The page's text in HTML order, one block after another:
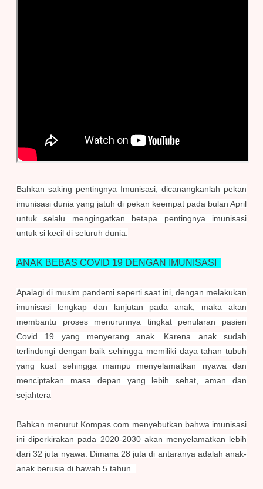
Bahkan saking pentingnya Imunisasi, dicanangkanlah pekan
imunisasi dunia yang jatuh di pekan keempat pada bulan April
untuk selalu mengingatkan betapa pentingnya imunisasi
untuk si kecil di seluruh dunia.
ANAK BEBAS COVID 19 DENGAN IMUNISASI
Apalagi di musim pandemi seperti saat ini, dengan melakukan
imunisasi lengkap dan lanjutan pada anak, maka akan
membantu proses menurunnya tingkat penularan pasien
Covid 19 yang menyerang anak. Karena anak sudah
terlindungi dengan baik sehingga memiliki daya tahan tubuh
yang kuat sehingga mampu menyelamatkan nyawa dan
menciptakan masa depan yang lebih sehat, aman dan
sejahtera
Bahkan menurut Kompas.com menyebutkan bahwa imunisasi
ini diperkirakan pada 2020-2030 akan menyelamatkan lebih
dari 32 juta nyawa. Dimana 28 juta di antaranya adalah anak-
anak berusia di bawah 5 tahun.